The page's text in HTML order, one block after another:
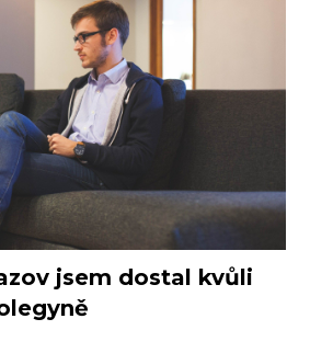
jsem dostal kvůli